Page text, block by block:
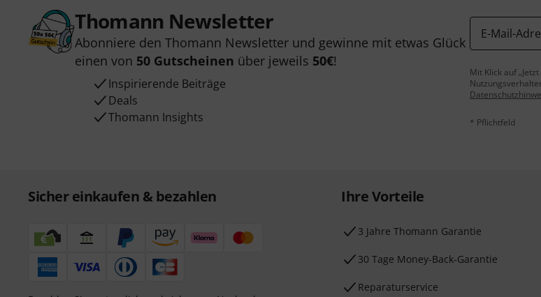
Thomann Newsletter
Abonniere den Thomann Newsletter und gewinne mit etwas Glück
einen von 50 Gutscheinen über jeweils 50€!
Inspirierende Beiträge
Deals
Thomann Insights
E-Mail-
Mit Klick auf
* Pflichtfeld
Sicher einkaufen & bezahlen Ihre Vorteile
3 Jahre Thomann Garantie
30 Tage Money-Back-Garantie
Reparaturservice